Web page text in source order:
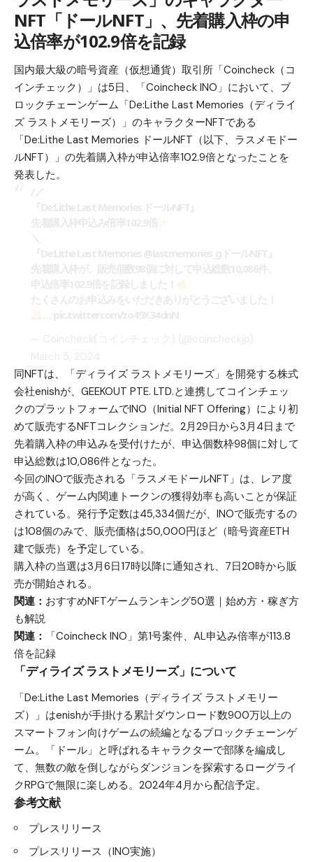
NFT「ドールNFT」、先着購入枠の申
込倍率が102.9倍を記録
国内最大級の暗号資産（仮想通貨）取引所「Coincheck（コ
インチェック）」は5日、「Coincheck INO」において、ブ
ロックチェーンゲーム「De:Lithe Last Memories（ディライ
ズ ラストメモリーズ）」のキャラクターNFTである
「De:Lithe Last Memories ドールNFT（以下、ラスメモドー
ルNFT）」の先着購入枠が申込倍率102.9倍となったことを
発表した。
同NFTは、「ディライズ ラストメモリーズ」を開発する株式
会社enishが、GEEKOUT PTE. LTD.と連携してコインチェッ
クのプラットフォームでINO（Initial NFT Offering）により初
めて販売するNFTコレクションだ。2月29日から3月4日まで
先着購入枠の申込みを受付けたが、申込個数枠98個に対して
申込総数は10,086件となった。
今回のINOで販売される「ラスメモドールNFT」は、レア度
が高く、ゲーム内関連トークンの獲得効率も高いことが保証
されている。発行予定数は45,334個だが、INOで販売するの
は108個のみで、販売価格は50,000円ほど（暗号資産ETH
建で販売）を予定している。
購入枠の当選は3月6日17時以降に通知され、7日20時から販
売が開始される。
関連： おすすめNFTゲームランキング50選｜始め方・稼ぎ方
も解説
関連：
「Coincheck INO」第1号案件、AL申込み倍率が113.8
倍を記録
「ディライズ ラストメモリーズ」について
「De:Lithe Last Memories（ディライズ ラストメモリー
ズ）」はenishが手掛ける累計ダウンロード数900万以上の
スマートフォン向けゲームの続編となるブロックチェーンゲ
ーム。「ドール」と呼ばれるキャラクターで部隊を編成し
て、無数の敵を倒しながらダンジョンを探索するローグライ
クRPGで無限に楽しめる。2024年4月から配信予定。
参考文献
プレスリリース
プレスリリース（INO実施）